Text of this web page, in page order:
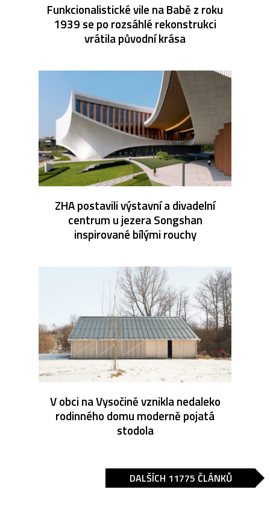
Funkcionalistické vile na Babě z roku
1939 se po rozsáhlé rekonstrukci
vrátila původní krása
ZHA postavili výstavní a divadelní
centrum u jezera Songshan
inspirované bílými rouchy
V obci na Vysočině vznikla nedaleko
rodinného domu moderně pojatá
stodola
DALŠÍCH 11775 ČLÁNKŮ